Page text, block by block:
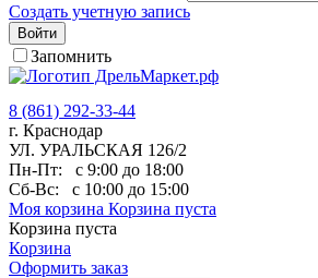
Создать учетную запись
Войти
Запомнить
8 (861) 292-33-44
г. Краснодар
УЛ. УРАЛЬСКАЯ 126/2
Пн-Пт:
с 9:00 до 18:00
Сб-Вс:
с 10:00 до 15:00
Моя корзина Корзина пуста
Корзина пуста
Корзина
Оформить заказ